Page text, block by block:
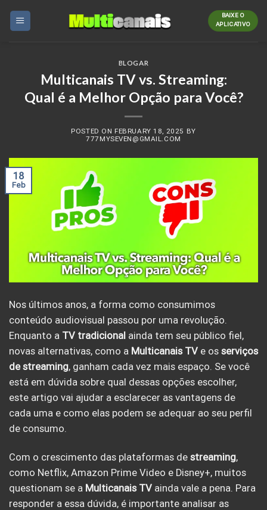
BAIXE O
APLICATIVO
BLOGAR
Multicanais TV vs. Streaming:
Qual é a Melhor Opção para Você?
POSTED ON FEBRUARY 18, 2025 BY
777MYSEVEN@GMAIL.COM
18
Feb
Nos últimos anos, a forma como consumimos
conteúdo audiovisual passou por uma revolução.
Enquanto a TV tradicional ainda tem seu público fiel,
novas alternativas, como a Multicanais TV e os serviços
de streaming, ganham cada vez mais espaço. Se você
está em dúvida sobre qual dessas opções escolher,
este artigo vai ajudar a esclarecer as vantagens de
cada uma e como elas podem se adequar ao seu perfil
de consumo.
Com o crescimento das plataformas de streaming,
como Netflix, Amazon Prime Video e Disney+, muitos
questionam se a Multicanais TV ainda vale a pena. Para
responder a essa dúvida, é importante analisar as